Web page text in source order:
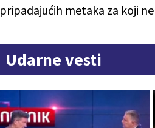
pripadajućih metaka za koji
Udarne vesti